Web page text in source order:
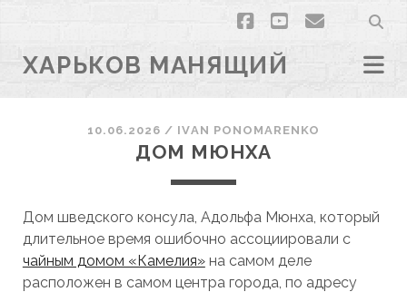
facebook
youtubeemail
ХАРЬКОВ МАНЯЩИЙ
10.06.2026 / ІVAN PONOMARENKO
ДОМ МЮНХА
Дом шведского консула, Адольфа Мюнха, который
длительное время ошибочно ассоциировали с
чайным домом «Камелия»на самом деле
расположен в самом центра города, по адресу